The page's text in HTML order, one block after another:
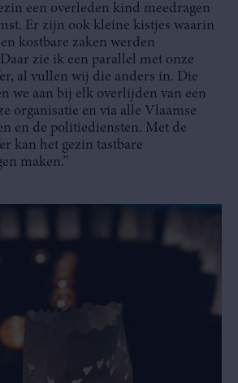
een overleden kind meedragen
Er zijn ook kleine kistjes waarin
kostbare zaken werden
zie ik een parallel met onze
al vullen wij die anders in. Die
we aan bij elk overlijden van een
organisatie en via alle Vlaamse
en de politiediensten. Met de
kan het gezin tastbare
maken.”